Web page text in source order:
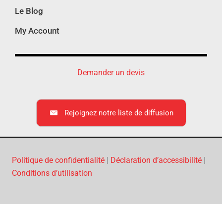
Le Blog
My Account
Demander un devis
Rejoignez notre liste de diffusion
Politique de confidentialité | Déclaration d’accessibilité |
Conditions d’utilisation